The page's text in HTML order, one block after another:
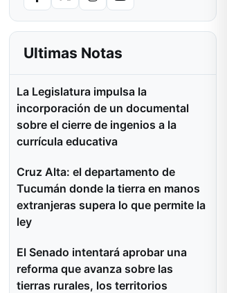
Ultimas Notas
La Legislatura impulsa la
incorporación de un documental
sobre el cierre de ingenios a la
currícula educativa
Cruz Alta: el departamento de
Tucumán donde la tierra en manos
extranjeras supera lo que permite la
ley
El Senado intentará aprobar una
reforma que avanza sobre las
tierras rurales, los territorios